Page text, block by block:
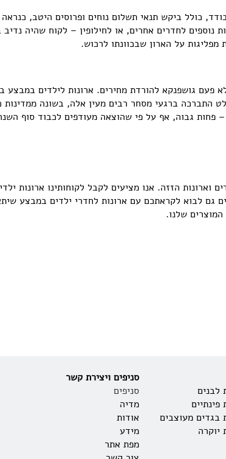
כולל ביקש תנאי תשלום נוחים ופרוסים היטב,
נוספים לחדרים אחרים, או לחילופין – לקוח שהיה
על הארון שבכוונתו לרכוש.
פעם גושפנקא להורדת מחירים. ארונות לילדים במבצע
התברכה ברגעי מסחר רבים מעין אלה, בשונה ממדינות
פחות גבוה, אף על פי שהוצאה מעודפים לכבוד סוף
וארונות הזזה. אנו מציעים לקבל לקוחותינו ארונות
גם לבוא לקראתכם עם ארונות לחדרי ילדים במבצע
שלנו.
לבנים
פינתיים
בגדים מעוצבים
יוקרה
סניפים ויצירת קשר
סניפים
מדיה
אודות
מידע
מפת אתר